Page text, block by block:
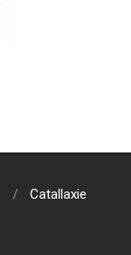
Catallaxie